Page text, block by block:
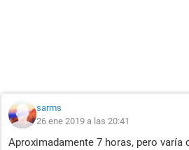
sarms
26 ene 2019 a las 20:41
Aproximadamente 7 horas, pero